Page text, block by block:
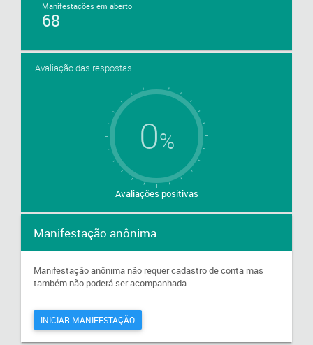
Manifestações em aberto
68
Avaliação das respostas
0
Avaliações positivas
Manifestação anônima
Manifestação anônima não requer cadastro de conta mas
também não poderá ser acompanhada.
INICIAR MANIFESTAÇÃO